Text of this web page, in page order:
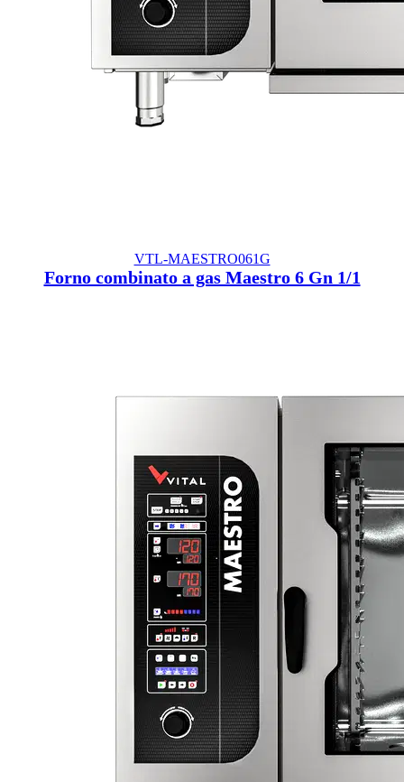
VTL-MAESTRO061G
Forno combinato a gas Maestro 6 Gn 1/1